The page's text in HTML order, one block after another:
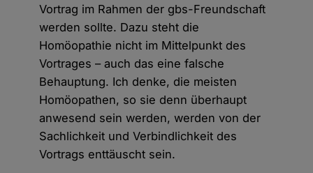
Vortrag im Rahmen der gbs-Freundschaft
werden sollte. Dazu steht die
Homöopathie nicht im Mittelpunkt des
Vortrages – auch das eine falsche
Behauptung. Ich denke, die meisten
Homöopathen, so sie denn überhaupt
anwesend sein werden, werden von der
Sachlichkeit und Verbindlichkeit des
Vortrags enttäuscht sein.